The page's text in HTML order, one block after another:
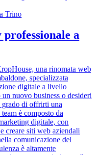
Trino
a
una rinomata web
specializzata
digitale a livello
nuovo business o desideri
grado di offrirti una
è composto da
digitale, con
creare siti web aziendali
comunicazione del
è altamente